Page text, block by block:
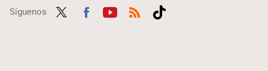
Síguenos